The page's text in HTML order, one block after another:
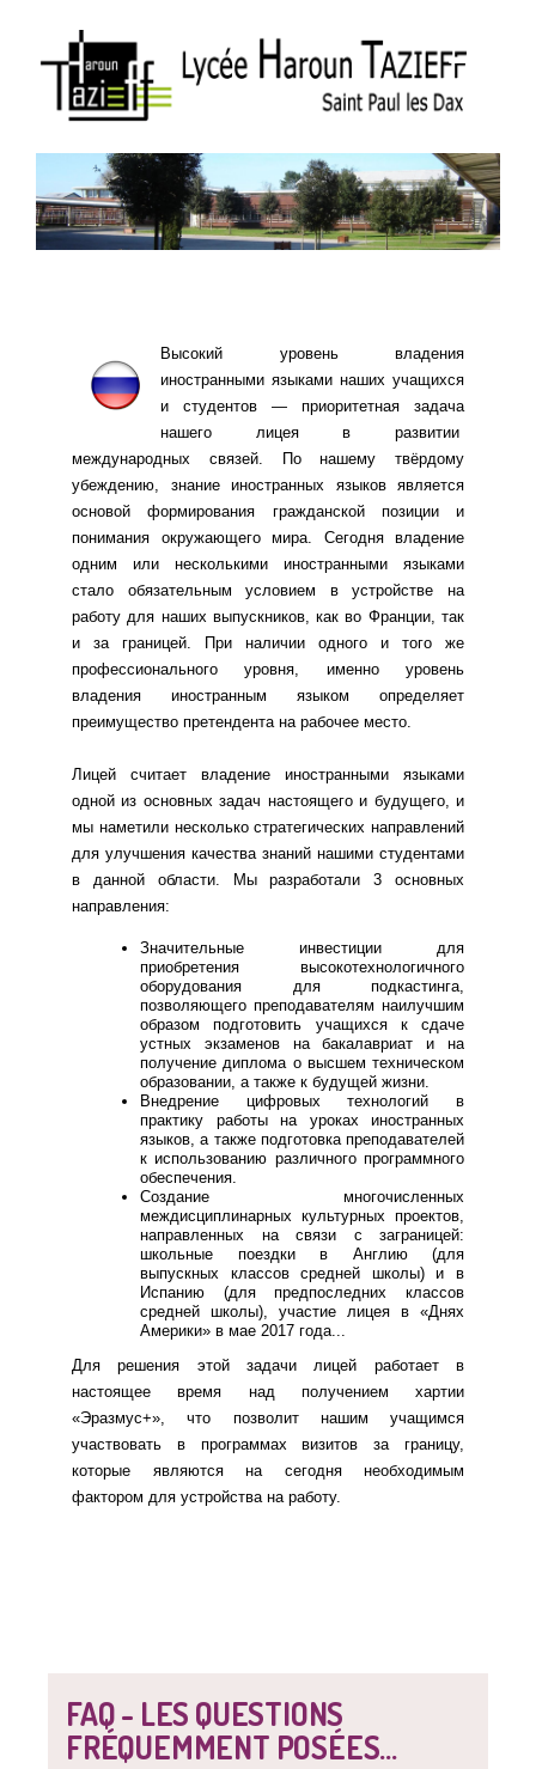
FAQ - LES QUESTIONS
FRÉQUEMMENT POSÉES...
Высокий уровень владения
иностранными языками наших учащихся
и студентов — приоритетная задача
нашего лицея в развитии
международных связей. По нашему твёрдому
убеждению, знание иностранных языков является
основой формирования гражданской позиции и
понимания окружающего мира. Сегодня владение
одним или несколькими иностранными языками
стало обязательным условием в устройстве на
работу для наших выпускников, как во Франции, так
и за границей. При наличии одного и того же
профессионального уровня, именно уровень
владения иностранным языком определяет
преимущество претендента на рабочее место.
Лицей считает владение иностранными языками
одной из основных задач настоящего и будущего, и
мы наметили несколько стратегических направлений
для улучшения качества знаний нашими студентами
в данной области. Мы разработали 3 основных
направления:
Значительные инвестиции для
приобретения высокотехнологичного
оборудования для подкастинга,
позволяющего преподавателям наилучшим
образом подготовить учащихся к сдаче
устных экзаменов на бакалавриат и на
получение диплома о высшем техническом
образовании, а также к будущей жизни.
Внедрение цифровых технологий в
практику работы на уроках иностранных
языков, а также подготовка преподавателей
к использованию различного программного
обеспечения.
Создание многочисленных
междисциплинарных культурных проектов,
направленных на связи с заграницей:
школьные поездки в Англию (для
выпускных классов средней школы) и в
Испанию (для предпоследних классов
средней школы), участие лицея в «Днях
Америки» в мае 2017 года...
Для решения этой задачи лицей работает в
настоящее время над получением хартии
«Эразмус+», что позволит нашим учащимся
участвовать в программах визитов за границу,
которые являются на сегодня необходимым
фактором для устройства на работу.